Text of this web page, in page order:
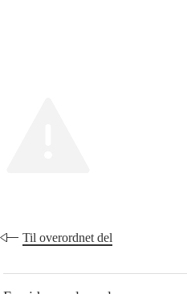
Til overordnet del